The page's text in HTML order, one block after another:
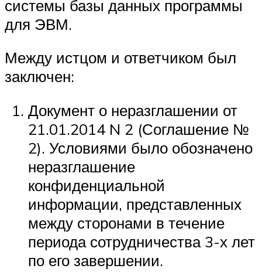
системы базы данных программы
для ЭВМ.
Между истцом и ответчиком был
заключен:
Документ о неразглашении от
21.01.2014 N 2 (Соглашение №
2). Условиями было обозначено
неразглашение
конфиденциальной
информации, представленных
между сторонами в течение
периода сотрудничества 3-х лет
по его завершении.